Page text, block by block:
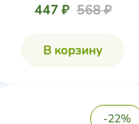
447 ₽ 568 ₽
В корзину
-22%